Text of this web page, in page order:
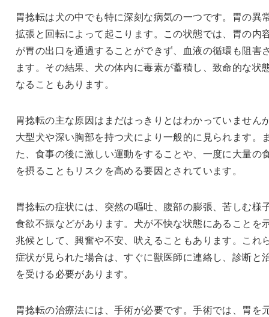
胃捻転は犬の中でも特に深刻な病気の一つです。胃の異
拡張と回転によって起こります。この状態では、胃の内
が胃の出口を通過することができず、血液の循環も阻害
ます。その結果、犬の体内に毒素が蓄積し、致命的な状
なることもあります。
胃捻転の主な原因はまだはっきりとはわかっていません
大型犬や深い胸部を持つ犬により一般的に見られます。
た、食事の後に激しい運動をすることや、一度に大量の
を摂ることもリスクを高める要因とされています。
胃捻転の症状には、突然の嘔吐、腹部の膨張、苦しむ様
食欲不振などがあります。犬が不快な状態にあることを
兆候として、興奮や不安、吠えることもあります。これ
症状が見られた場合は、すぐに獣医師に連絡し、診断と
を受ける必要があります。
胃捻転の治療法には、手術が必要です。手術では、胃を